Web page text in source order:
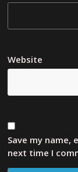
Website
Save my
next time I